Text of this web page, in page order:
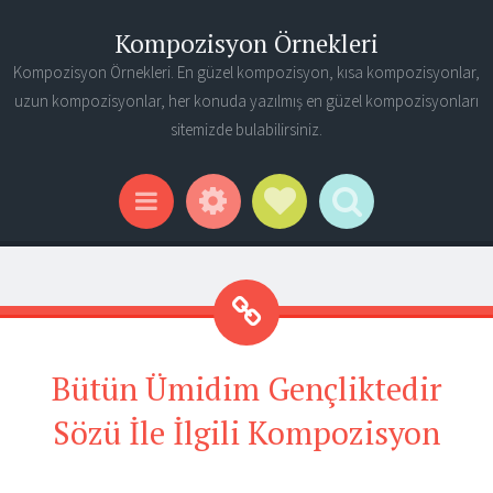
Kompozisyon Örnekleri
Kompozisyon Örnekleri. En güzel kompozisyon, kısa kompozisyonlar,
uzun kompozisyonlar, her konuda yazılmış en güzel kompozisyonları
sitemizde bulabilirsiniz.
Menu WidgetsSocial Links
Search
Bütün Ümidim Gençliktedir
Sözü İle İlgili Kompozisyon